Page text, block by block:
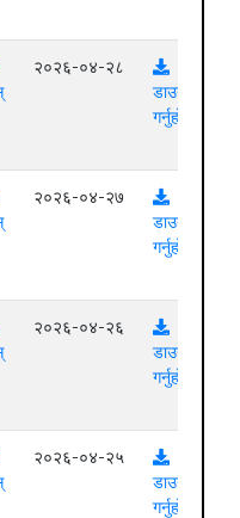
२०२६-०४-२८
डाउनलोड
गर्नुहोस्
२०२६-०४-२७
डाउनलोड
गर्नुहोस्
२०२६-०४-२६
डाउनलोड
गर्नुहोस्
२०२६-०४-२५
डाउनलोड
गर्नुहोस्